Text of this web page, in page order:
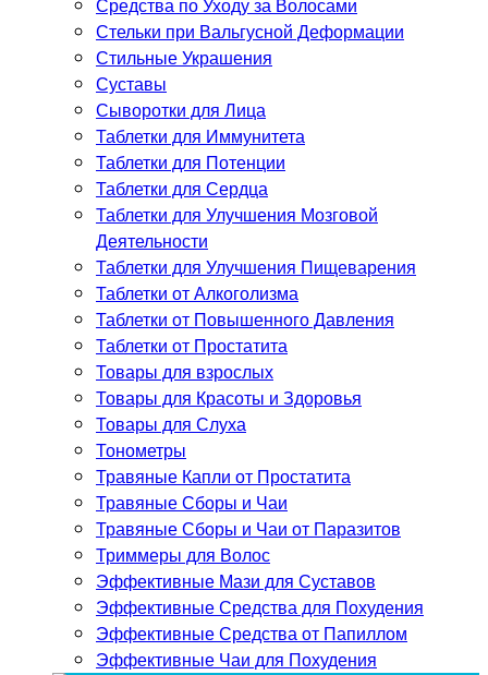
Стельки при Вальгусной Деформации
Стильные Украшения
Суставы
Сыворотки для Лица
Таблетки для Иммунитета
Таблетки для Потенции
Таблетки для Сердца
Таблетки для Улучшения Мозговой
Деятельности
Таблетки для Улучшения Пищеварения
Таблетки от Алкоголизма
Таблетки от Повышенного Давления
Таблетки от Простатита
Товары для взрослых
Товары для Красоты и Здоровья
Товары для Слуха
Тонометры
Травяные Капли от Простатита
Травяные Сборы и Чаи
Травяные Сборы и Чаи от Паразитов
Триммеры для Волос
Эффективные Мази для Суставов
Эффективные Средства для Похудения
Эффективные Средства от Папиллом
Эффективные Чаи для Похудения